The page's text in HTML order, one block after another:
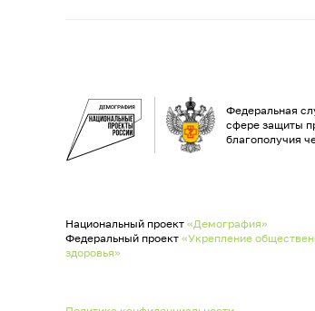
Федеральная
сфере защиты
благополучия
Национальный проект «Демография»
Федеральный проект «Укрепление
здоровья»